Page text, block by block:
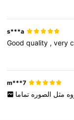
s***a
Goodquality ,very
m***7
مثل الصورهتماما